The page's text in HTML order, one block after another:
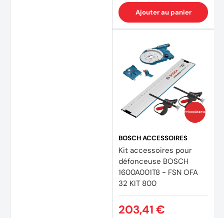
Ajouter au panier
Prix coûtants
BOSCH ACCESSOIRES
Kit accessoires pour
défonceuse BOSCH
1600A001T8 - FSN OFA
32 KIT 800
203,41 €